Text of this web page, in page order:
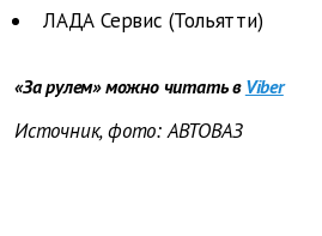
ЛАДА Сервис (Тольятти)
«За рулем» можно читать в Viber
Источник, фото: АВТОВАЗ